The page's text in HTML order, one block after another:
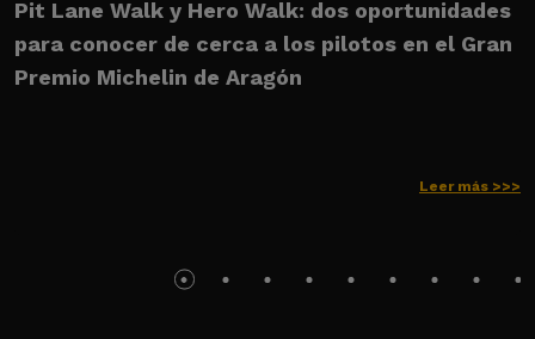
Pit Lane Walk y Hero Walk: dos oportunidades
para conocer de cerca a los pilotos en el Gran
Premio Michelin de Aragón
Leer más >>>